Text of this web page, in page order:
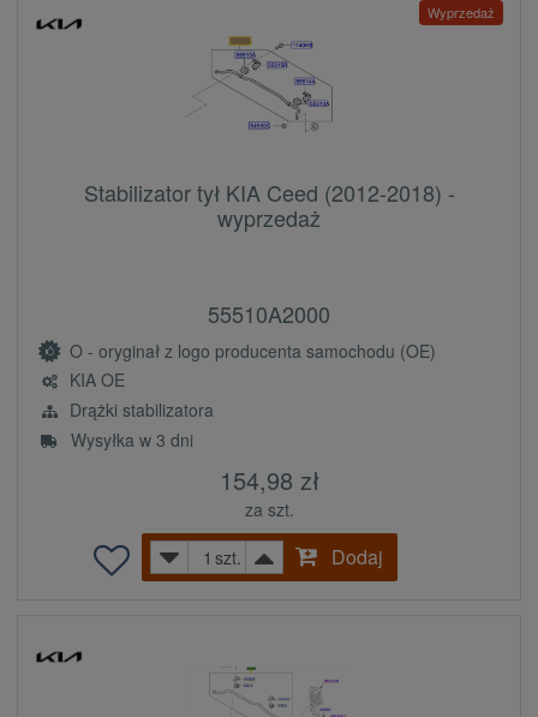
Wyprzedaż
Stabilizator tył KIA Ceed (2012-2018) -
wyprzedaż
55510A2000
O - oryginał z logo producenta samochodu (OE)
KIA OE
Drążki stabilizatora
Wysyłka w 3 dni
154,98 zł
za szt.
szt.
Dodaj